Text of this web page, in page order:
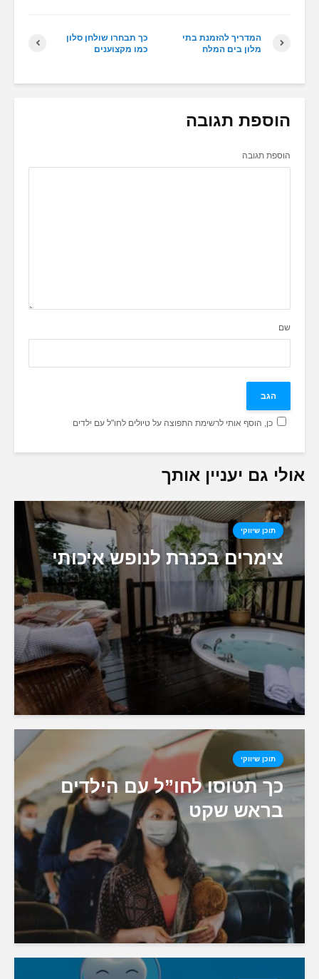
כך תבחרו שולחן סלון
כמו מקצוענים
המדריך להזמנת בתי
מלון בים המלח
הוספת תגובה
הוספת תגובה
שם
כן, הוסף אותי לרשימת התפוצה על טיולים לחו"ל עם ילדים
אולי גם יעניין אותך
תוכן שיווקי
צימרים בכנרת לנופש איכותי
תוכן שיווקי
כך תטוסו לחו”ל עם הילדים
בראש שקט